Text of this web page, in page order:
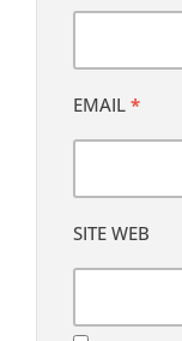
EMAIL *
SITE WEB